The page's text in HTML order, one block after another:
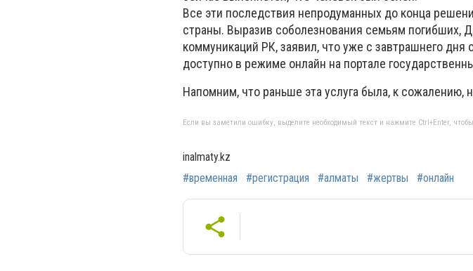
Все эти последствия непродуманных до конца
страны. Выразив соболезнования семьям погибших,
коммуникаций РК, заявил, что уже с завтрашнего
доступно в режиме онлайн на портале
Напомним, что раньше эта услуга была, к сожалению,
Если вы заметили ошибку, выделите необходимый текст и нажмите Ctrl+Enter,
inalmaty.kz
#временная
#регистрация #алматы #жертвы #онлайн